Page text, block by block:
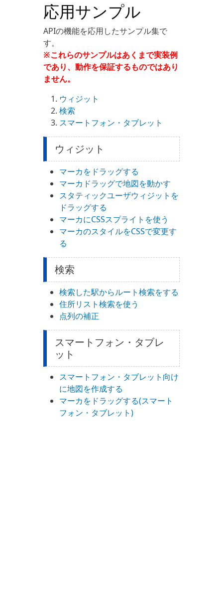
応用サンプル
APIの機能を応用したサンプル集で
す。
※これらのサンプルはあくまで実装例
であり、動作を保証するものではあり
ません。
ウィジット
検索
スマートフォン・タブレット
ウィジット
マーカをドラッグする
マーカドラッグで地図を動かす
スタティックユーザウィジットを
ドラッグする
マーカにCSSスプライトを使う
マーカのスタイルをCSSで変更す
る
検索
検索した駅からルート検索をする
住所リスト検索を使う
点列の補正
スマートフォン・タブレ
ット
スマートフォン・タブレット向け
に地図を作成する
マーカをドラッグする(スマート
フォン・タブレット)